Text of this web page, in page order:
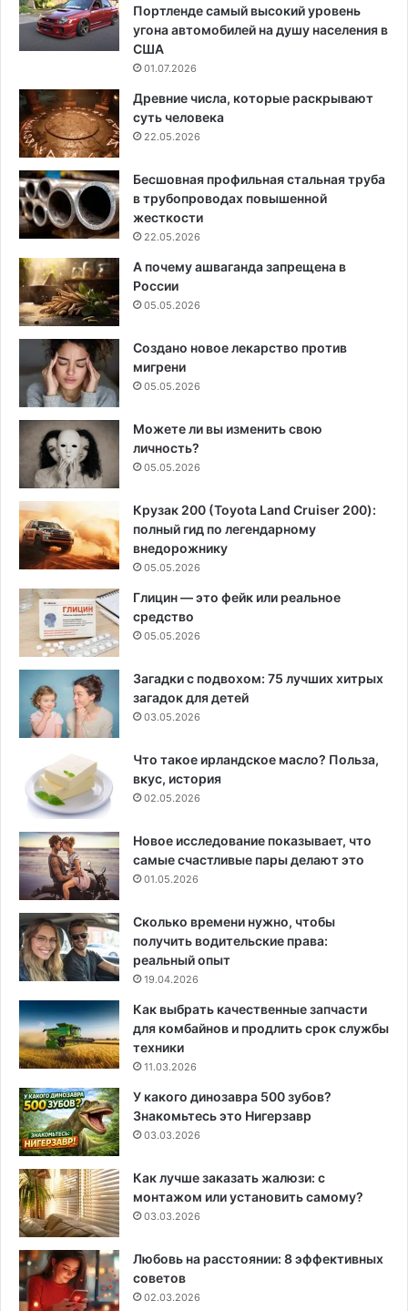
Портленде самый высокий уровень
угона автомобилей на душу населения в
США
01.07.2026
Древние числа, которые раскрывают
суть человека
22.05.2026
Бесшовная профильная стальная труба
в трубопроводах повышенной
жесткости
22.05.2026
А почему ашваганда запрещена в
России
05.05.2026
Создано новое лекарство против
мигрени
05.05.2026
Можете ли вы изменить свою
личность?
05.05.2026
Крузак 200 (Toyota Land Cruiser 200):
полный гид по легендарному
внедорожнику
05.05.2026
Глицин — это фейк или реальное
средство
05.05.2026
Загадки с подвохом: 75 лучших хитрых
загадок для детей
03.05.2026
Что такое ирландское масло? Польза,
вкус, история
02.05.2026
Новое исследование показывает, что
самые счастливые пары делают это
01.05.2026
Сколько времени нужно, чтобы
получить водительские права:
реальный опыт
19.04.2026
Как выбрать качественные запчасти
для комбайнов и продлить срок службы
техники
11.03.2026
У какого динозавра 500 зубов?
Знакомьтесь это Нигерзавр
03.03.2026
Как лучше заказать жалюзи: с
монтажом или установить самому?
03.03.2026
Любовь на расстоянии: 8 эффективных
советов
02.03.2026